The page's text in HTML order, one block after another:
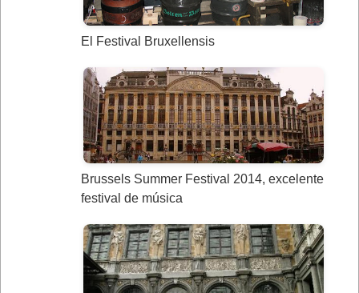
El Festival Bruxellensis
Brussels Summer Festival 2014, excelente
festival de música